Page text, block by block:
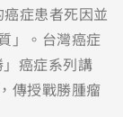
症患者死因並
」。台灣癌症
癌症系列講
傳授戰勝腫瘤